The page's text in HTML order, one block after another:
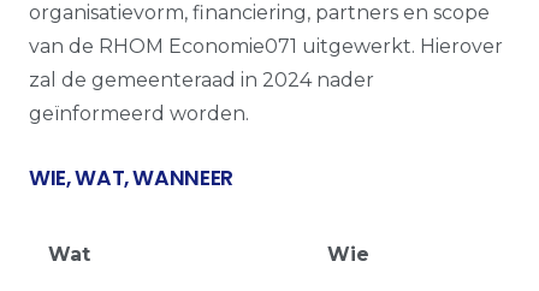
organisatievorm, financiering, partners en scope
van de RHOM Economie071 uitgewerkt. Hierover
zal de gemeenteraad in 2024 nader
geïnformeerd worden.
WIE, WAT, WANNEER
Wat Wie